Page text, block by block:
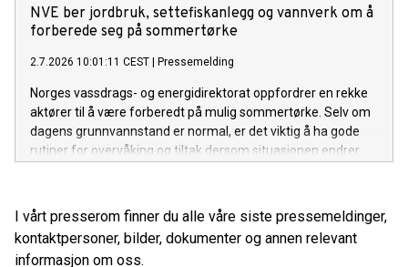
viser NVEs klimadeklarasjon for fysisk levert strøm i 2025.
NVE ber jordbruk, settefiskanlegg og vannverk om å
forberede seg på sommertørke
2.7.2026 10:01:11 CEST Pressemelding
Norges vassdrags- og energidirektorat oppfordrer en rekke
aktører til å være forberedt på mulig sommertørke. Selv om
dagens grunnvannstand er normal, er det viktig å ha gode
rutiner for overvåking og tiltak dersom situasjonen endrer
I vårt presserom finner du alle våre siste pressemeldinger,
kontaktpersoner, bilder, dokumenter og annen relevant
informasjon om oss.